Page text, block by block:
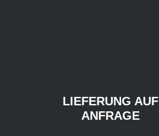
LIEFERUNG AUF
ANFRAGE